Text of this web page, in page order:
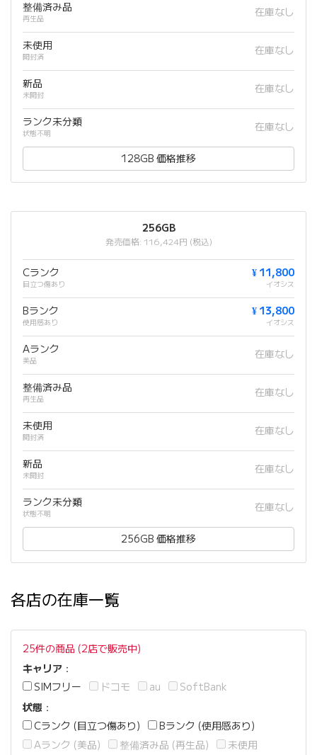
整備済み品
再生品
在庫なし
未使用
開封済
在庫なし
新品
未開封
在庫なし
ランク未分類
状態不明
在庫なし
128GB 価格推移
256GB
発売価格: 116,424円 (税込)
Cランク
目立つ傷あり
¥ 11,800
イオシス
Bランク
使用感あり
¥ 13,800
イオシス
Aランク
美品
在庫なし
整備済み品
再生品
在庫なし
未使用
開封済
在庫なし
新品
未開封
在庫なし
ランク未分類
状態不明
在庫なし
256GB 価格推移
各店の在庫一覧
25件の商品 (2店で販売中)
キャリア ：
SIMフリー
ドコモ au
SoftBank
状態 ：
Cランク (目立つ傷あり)
Bランク (使用感あり)
Aランク (美品)
整備済み品 (再生品)
未使用